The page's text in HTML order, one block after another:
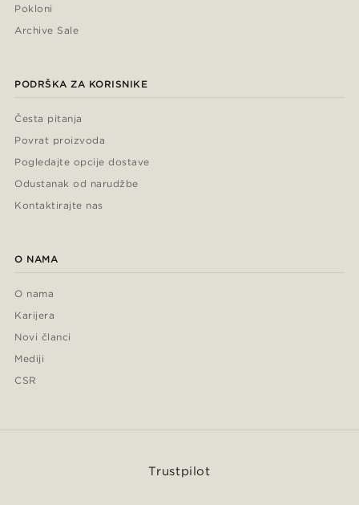
Pokloni
Archive Sale
PODRŠKA ZA KORISNIKE
Česta pitanja
Povrat proizvoda
Pogledajte opcije dostave
Odustanak od narudžbe
Kontaktirajte nas
O NAMA
O nama
Karijera
Novi članci
Mediji
CSR
Trustpilot